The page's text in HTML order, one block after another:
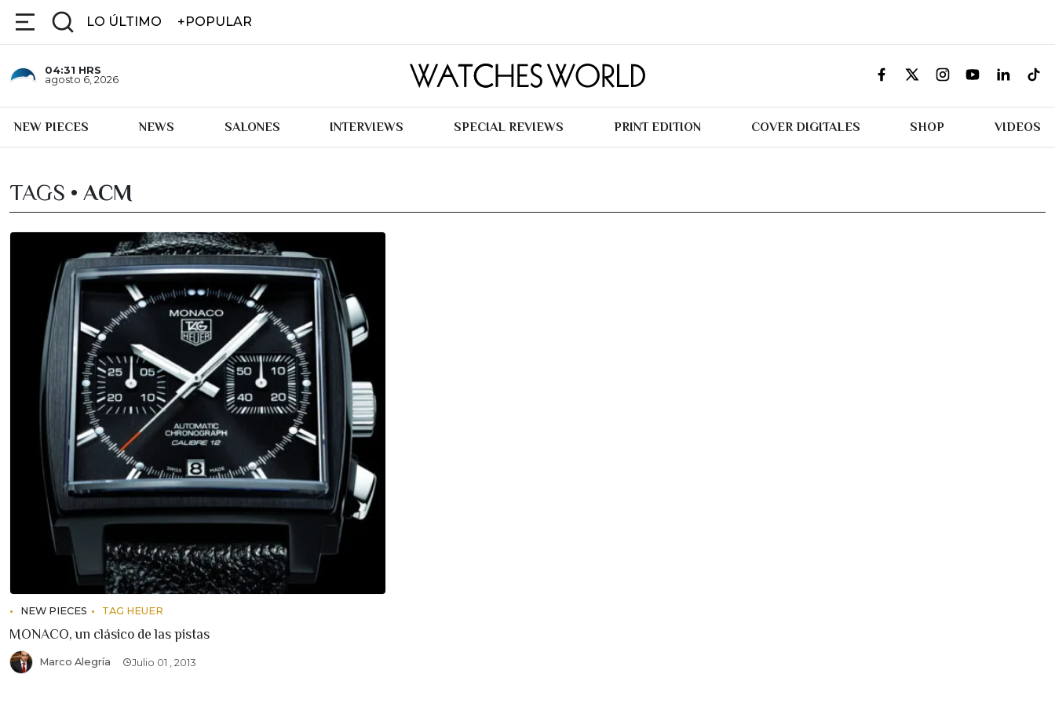
LO ÚLTIMO +POPULAR
04:31 HRS
agosto 6, 2026
NEW PIECES NEWS SALONES INTERVIEWS SPECIAL REVIEWS PRINT EDITION COVER DIGITALES SHOP VIDEOS
TAGS • ACM
NEW PIECES TAG HEUER
MONACO, un clásico de las pistas
Marco Alegría Julio 01 , 2013